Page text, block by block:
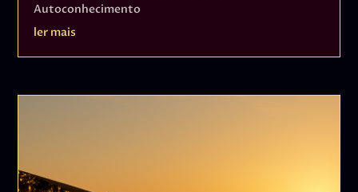
Autoconhecimento
ler mais